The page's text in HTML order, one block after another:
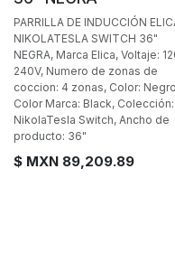
PARRILLA DE INDUCCIÓN
NIKOLATESLA SWITCH 36"
NEGRA, Marca Elica, Voltaje:
240V, Numero de zonas de
coccion: 4 zonas, Color:
Color Marca: Black, Colección:
NikolaTesla Switch, Ancho de
producto: 36"
$ MXN 89,209.89